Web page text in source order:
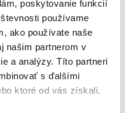
poskytovanie funkcií
používame
ako používate naše
našim partnerom v
a analýzy. Títo partneri
s ďalšími
ktoré od vás získali,
lepená